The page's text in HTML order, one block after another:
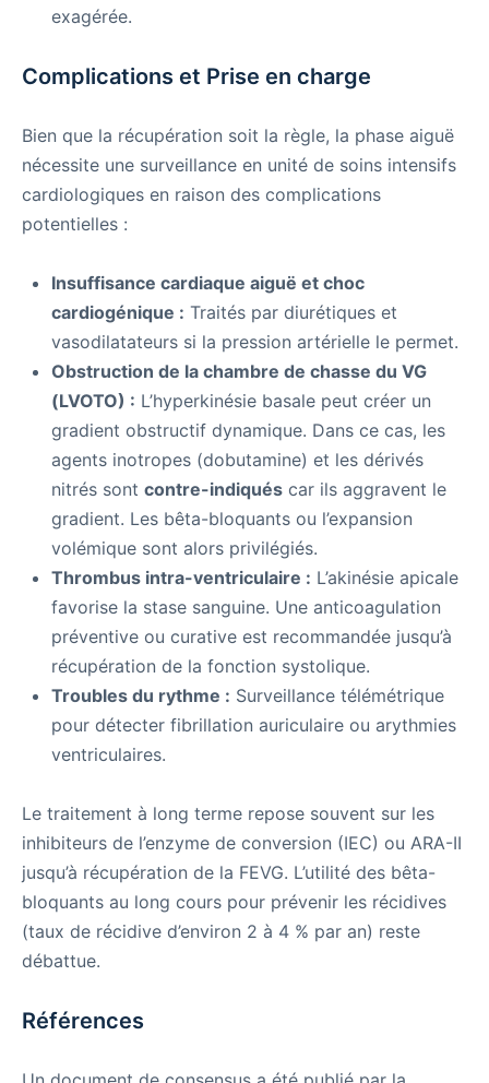
exagérée.
Complications et Prise en charge
Bien que la récupération soit la règle, la phase aiguë
nécessite une surveillance en unité de soins intensifs
cardiologiques en raison des complications
potentielles :
Insuffisance cardiaque aiguë et choc
cardiogénique : Traités par diurétiques et
vasodilatateurs si la pression artérielle le permet.
Obstruction de la chambre de chasse du VG
(LVOTO) : L’hyperkinésie basale peut créer un
gradient obstructif dynamique. Dans ce cas, les
agents inotropes (dobutamine) et les dérivés
nitrés sont contre-indiqués car ils aggravent le
gradient. Les bêta-bloquants ou l’expansion
volémique sont alors privilégiés.
Thrombus intra-ventriculaire : L’akinésie apicale
favorise la stase sanguine. Une anticoagulation
préventive ou curative est recommandée jusqu’à
récupération de la fonction systolique.
Troubles du rythme : Surveillance télémétrique
pour détecter fibrillation auriculaire ou arythmies
ventriculaires.
Le traitement à long terme repose souvent sur les
inhibiteurs de l’enzyme de conversion (IEC) ou ARA-II
jusqu’à récupération de la FEVG. L’utilité des bêta-
bloquants au long cours pour prévenir les récidives
(taux de récidive d’environ 2 à 4 % par an) reste
débattue.
Références